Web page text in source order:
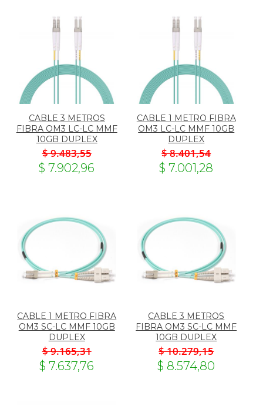
CABLE 3 METROS
FIBRA OM3 LC-LC MMF
10GB DUPLEX
$ 9.483,55
$ 7.902,96
CABLE 1 METRO FIBRA
OM3 LC-LC MMF 10GB
DUPLEX
$ 8.401,54
$ 7.001,28
CABLE 1 METRO FIBRA
OM3 SC-LC MMF 10GB
DUPLEX
$ 9.165,31
$ 7.637,76
CABLE 3 METROS
FIBRA OM3 SC-LC MMF
10GB DUPLEX
$ 10.279,15
$ 8.574,80